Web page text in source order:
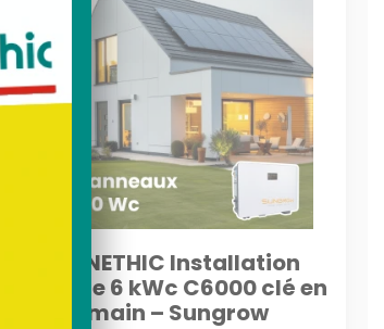
SUNETHIC Installation
solaire 6 kWc C6000 clé en
main – Sungrow